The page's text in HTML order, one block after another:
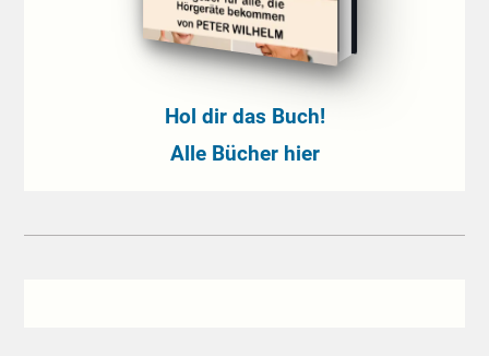
Hol dir das Buch!
Alle Bücher hier